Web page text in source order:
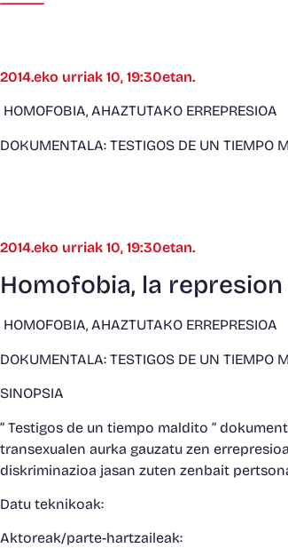
2014.eko urriak 10, 19:30etan.
HOMOFOBIA, AHAZTUTAKO ERREPRESIOA
DOKUMENTALA: TESTIGOS DE UN TIEMPO
2014.eko urriak 10, 19:30etan.
Homofobia, la
HOMOFOBIA, AHAZTUTAKO ERREPRESIOA
DOKUMENTALA: TESTIGOS DE UN TIEMPO
SINOPSIA
” Testigos de un tiempo maldito ”
transexualen aurka gauzatu zen
diskriminazioa jasan zuten zenbait
Datu teknikoak:
Aktoreak/parte-hartzaileak: